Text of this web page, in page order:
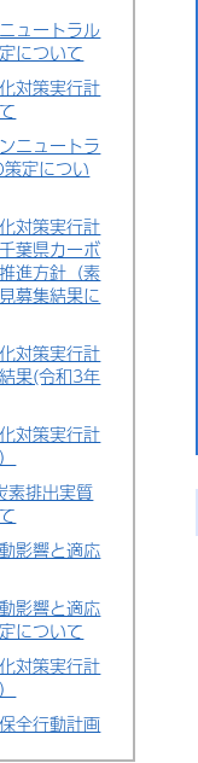
ュートラル
について
対策実行計
ニュートラ
定につい
対策実行計
葉県カーボ
進方針（素
募集結果に
対策実行計
果(令和3年
対策実行計
素排出実質
影響と適応
影響と適応
について
対策実行計
全行動計画